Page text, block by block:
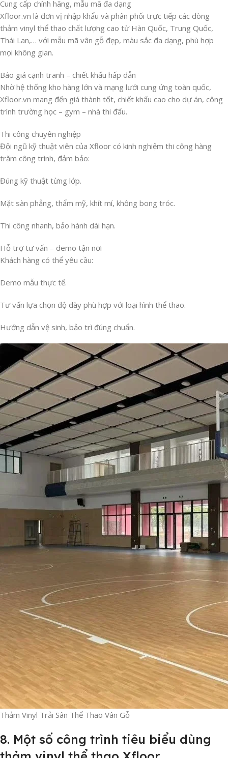
Cung cấp chính hãng, mẫu mã đa dạng
Xfloor.vn là đơn vị nhập khẩu và phân phối trực tiếp các dòng
thảm vinyl thể thao chất lượng cao từ Hàn Quốc, Trung Quốc,
Thái Lan,… với mẫu mã vân gỗ đẹp, màu sắc đa dạng, phù hợp
mọi không gian.
Báo giá cạnh tranh – chiết khấu hấp dẫn
Nhờ hệ thống kho hàng lớn và mạng lưới cung ứng toàn quốc,
Xfloor.vn mang đến giá thành tốt, chiết khấu cao cho dự án, công
trình trường học – gym – nhà thi đấu.
Thi công chuyên nghiệp
Đội ngũ kỹ thuật viên của Xfloor có kinh nghiệm thi công hàng
trăm công trình, đảm bảo:
Đúng kỹ thuật từng lớp.
Mặt sàn phẳng, thẩm mỹ, khít mí, không bong tróc.
Thi công nhanh, bảo hành dài hạn.
Hỗ trợ tư vấn – demo tận nơi
Khách hàng có thể yêu cầu:
Demo mẫu thực tế.
Tư vấn lựa chọn độ dày phù hợp với loại hình thể thao.
Hướng dẫn vệ sinh, bảo trì đúng chuẩn.
Thảm Vinyl Trải Sân Thể Thao Vân Gỗ
8. Một số công trình tiêu biểu dùng